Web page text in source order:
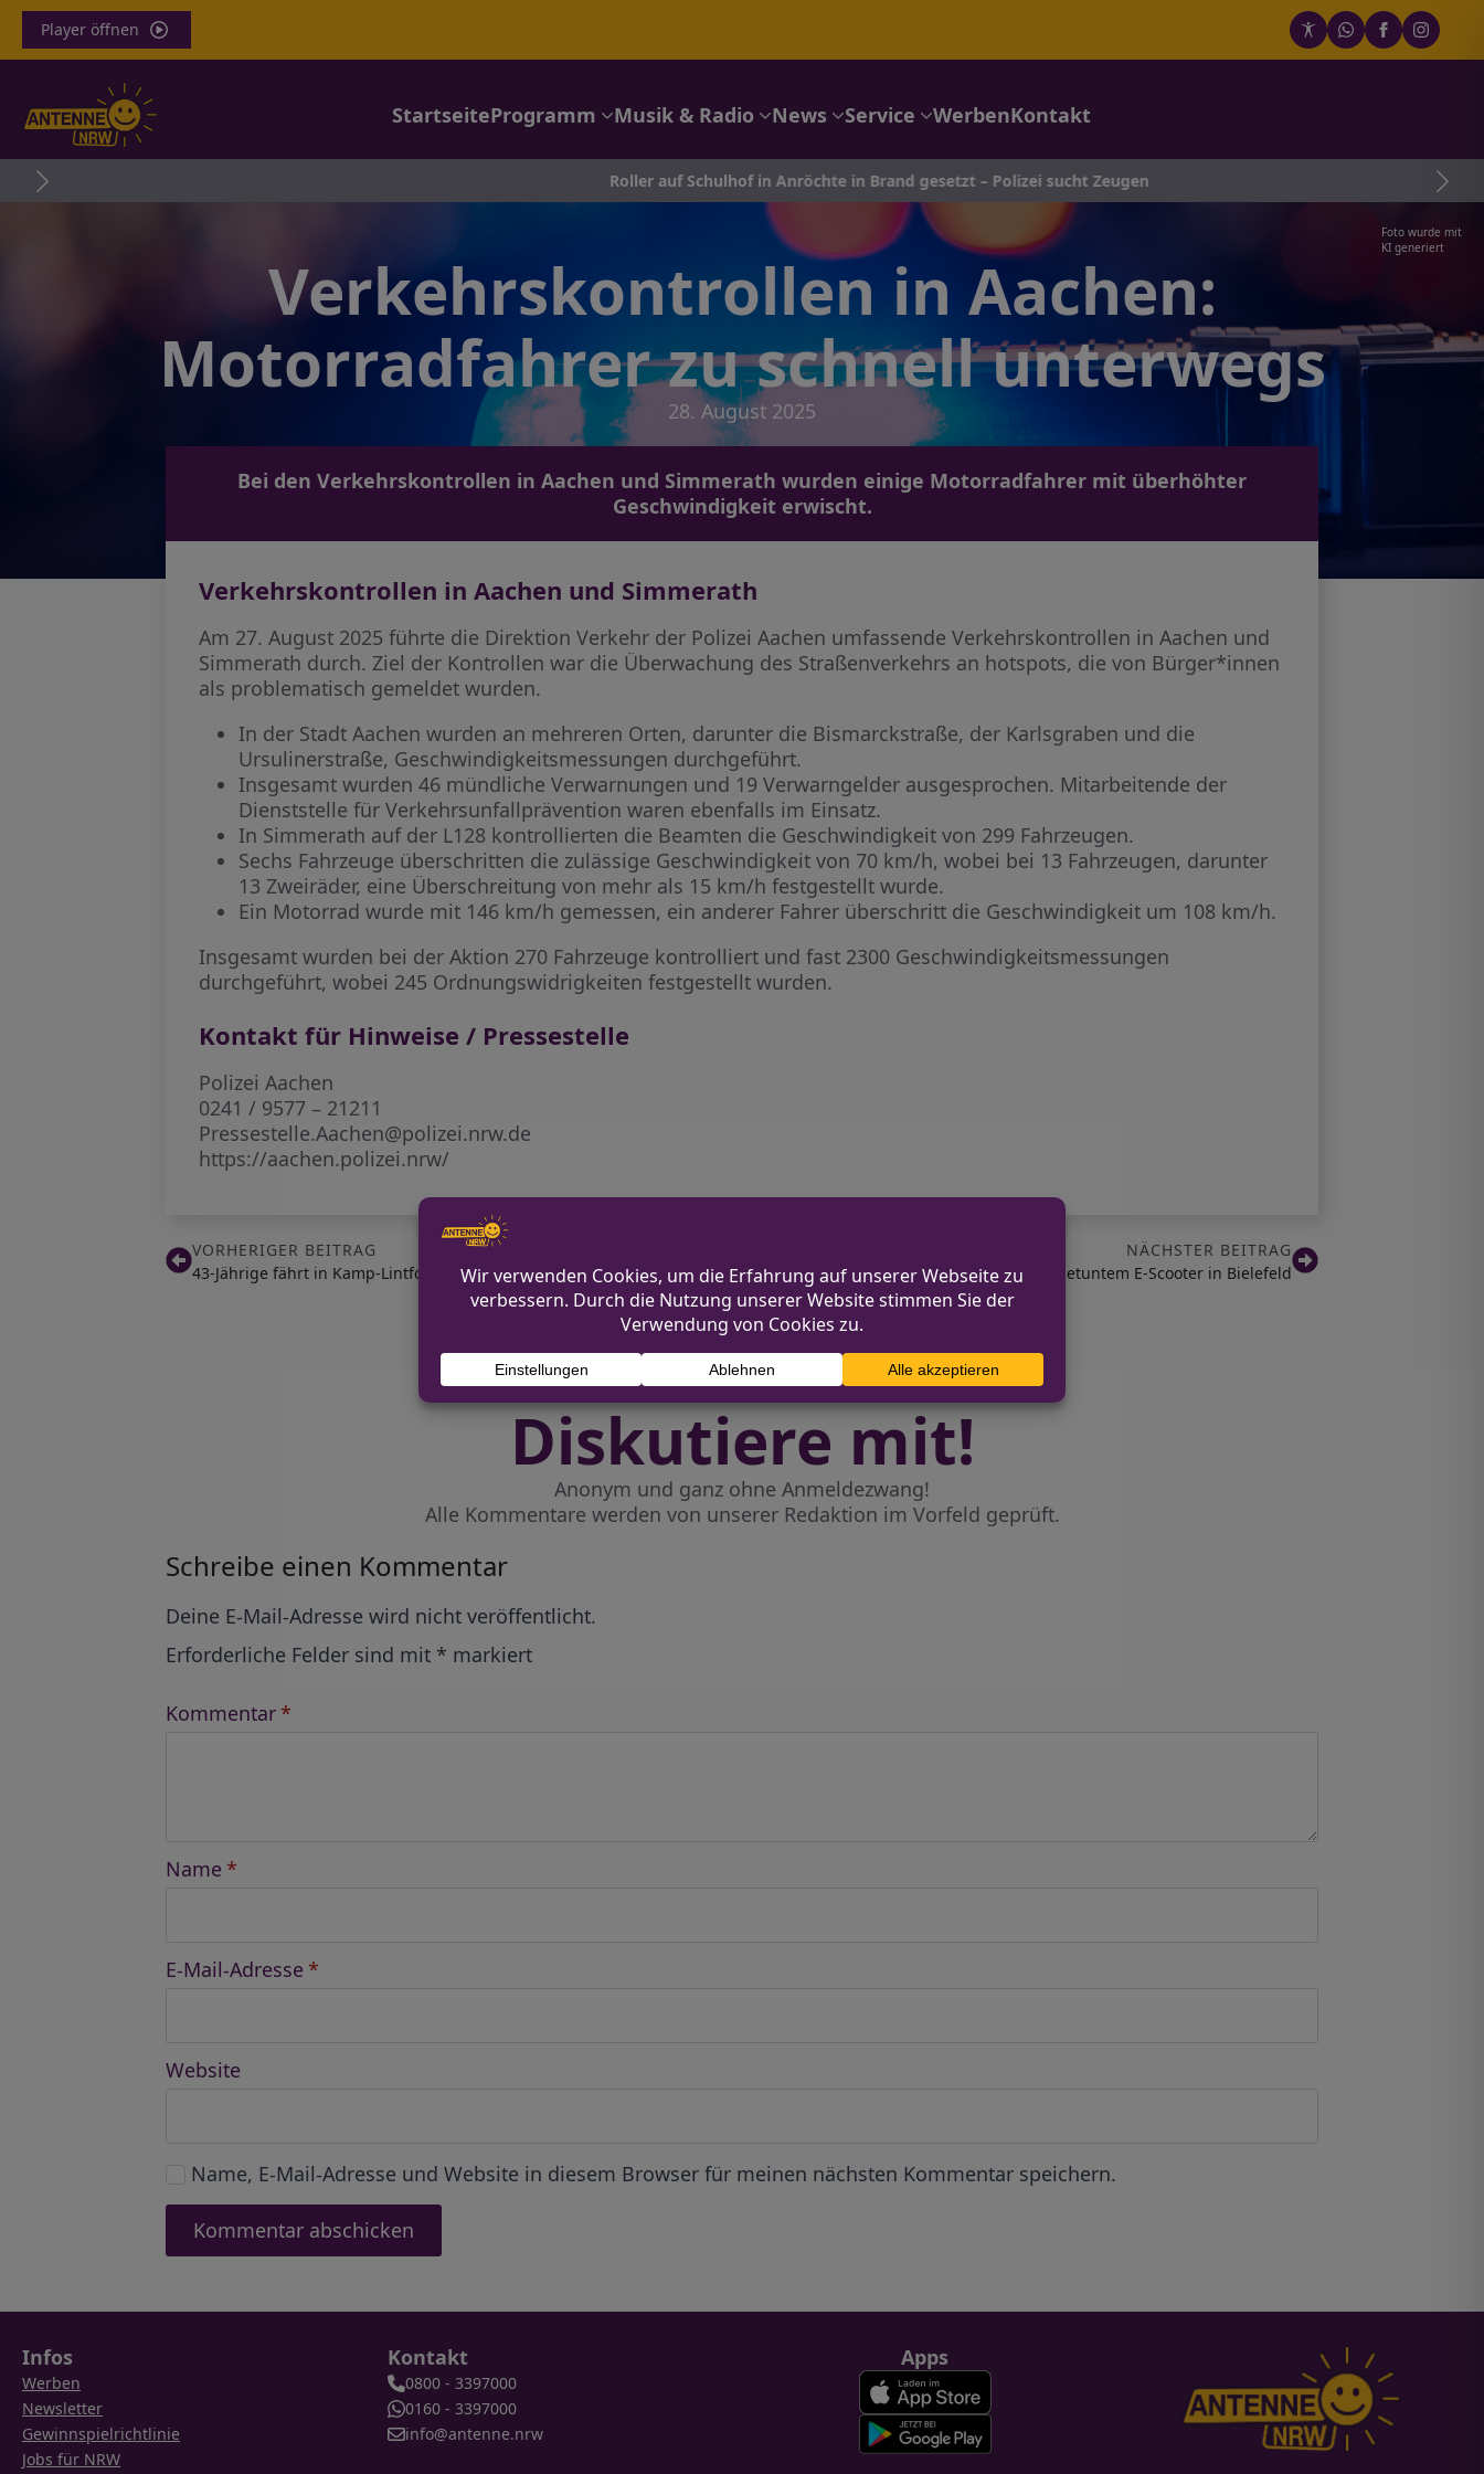
Player öffnen
StartseiteProgramm Musik & Radio News Service WerbenKontakt
Roller auf Schulhof in Anröchte in Brand gesetzt – Polizei sucht Zeugen
Foto wurde mit
KI generiert
Verkehrskontrollen in Aachen:
Motorradfahrer zu schnell unterwegs
28. August 2025
Bei den Verkehrskontrollen in Aachen und Simmerath wurden einige Motorradfahrer mit überhöhter
Geschwindigkeit erwischt.
Verkehrskontrollen in Aachen und Simmerath
Am 27. August 2025 führte die Direktion Verkehr der Polizei Aachen umfassende Verkehrskontrollen in Aachen und
Simmerath durch. Ziel der Kontrollen war die Überwachung des Straßenverkehrs an hotspots, die von Bürger*innen
als problematisch gemeldet wurden.
In der Stadt Aachen wurden an mehreren Orten, darunter die Bismarckstraße, der Karlsgraben und die
Ursulinerstraße, Geschwindigkeitsmessungen durchgeführt.
Insgesamt wurden 46 mündliche Verwarnungen und 19 Verwarngelder ausgesprochen. Mitarbeitende der
Dienststelle für Verkehrsunfallprävention waren ebenfalls im Einsatz.
In Simmerath auf der L128 kontrollierten die Beamten die Geschwindigkeit von 299 Fahrzeugen.
Sechs Fahrzeuge überschritten die zulässige Geschwindigkeit von 70 km/h, wobei bei 13 Fahrzeugen, darunter
13 Zweiräder, eine Überschreitung von mehr als 15 km/h festgestellt wurde.
Ein Motorrad wurde mit 146 km/h gemessen, ein anderer Fahrer überschritt die Geschwindigkeit um 108 km/h.
Insgesamt wurden bei der Aktion 270 Fahrzeuge kontrolliert und fast 2300 Geschwindigkeitsmessungen
durchgeführt, wobei 245 Ordnungswidrigkeiten festgestellt wurden.
Kontakt für Hinweise / Pressestelle
Polizei Aachen
0241 / 9577 – 21211
Pressestelle.Aachen@polizei.nrw.de
https://aachen.polizei.nrw/
VORHERIGER BEITRAG
43-Jährige fährt in Kamp-Lintfort in Garagenwand
NÄCHSTER BEITRAG
Fluchtversuch mit getuntem E-Scooter in Bielefeld
Diskutiere mit!
Anonym und ganz ohne Anmeldezwang!
Alle Kommentare werden von unserer Redaktion im Vorfeld geprüft.
Schreibe einen Kommentar
Deine E-Mail-Adresse wird nicht veröffentlicht.
Erforderliche Felder sind mit * markiert
Kommentar *
Name *
E-Mail-Adresse *
Website
Name, E-Mail-Adresse und Website in diesem Browser für meinen nächsten Kommentar speichern.
Infos
Werben
Newsletter
Gewinnspielrichtlinie
Jobs für NRW
Kontakt
0800 - 3397000
0160 - 3397000
info@antenne.nrw
Apps